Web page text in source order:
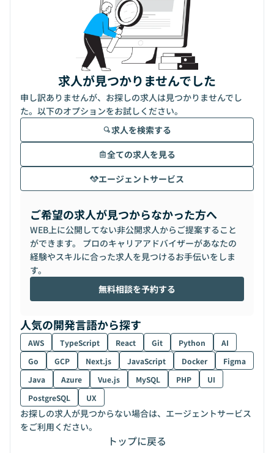
求人が見つかりませんでした
申し訳ありませんが、お探しの求人は見つかりませんでし
た。以下のオプションをお試しください。
求人を検索する
全ての求人を見る
エージェントサービス
ご希望の求人が見つからなかった方へ
WEB上に公開してない非公開求人からご提案すること
ができます。 プロのキャリアアドバイザーがあなたの
経験やスキルに合った求人を見つけるお手伝いをしま
す。
無料相談を予約する
人気の開発言語から探す
AWS TypeScript React Git Python
AI
Go
GCP Next.js JavaScript Docker
Figma
Java
Azure Vue.js MySQL PHP
UI
PostgreSQL
UX
お探しの求人が見つからない場合は、エージェントサービス
をご利用ください。
トップに戻る